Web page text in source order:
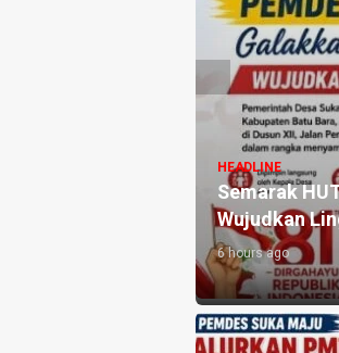
Suka Maju Galakkan Gotong Royong